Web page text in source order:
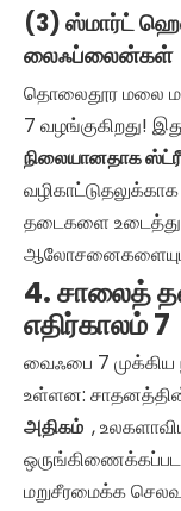
(3) ஸ்மார்ட்
லைஃப்லைன்கள்
தொலைதூர மலை
7 வழங்குகிறது!
நிலையானதாக
வழிகாட்டுதலுக்காக
தடைகளை
ஆலோசனைகளையும்
4. சாலைத்
எதிர்காலம் 7
வைஃபை 7 முக்கிய
உள்ளன:
அதிகம் ,
மறுசீரமைக்க